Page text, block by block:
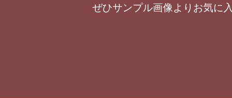
ぜひサンプル画像よりお気に